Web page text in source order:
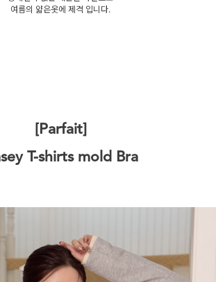
여름의 얇은옷에 제격 입니다.
[Parfait]
T-shirts mold Bra